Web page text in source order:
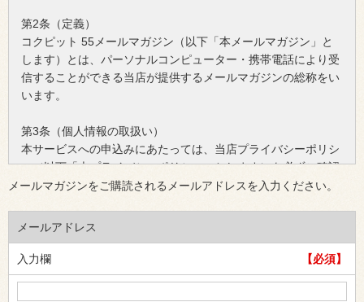
第2条（定義）
コクピット 55メールマガジン（以下「本メールマガジン」と
します）とは、パーソナルコンピューター・携帯電話により受
信することができる当店が提供するメールマガジンの総称をい
います。
第3条（個人情報の取扱い）
本サービスへの申込みにあたっては、当店プライバシーポリシ
ー（以下「本プライバシーポリシー」とします）を必ずご確認
ください。なお、本サービスに申込みをして頂いた際には、前
す。
第4条（会員申込み）
お客様ご自身による本サービスへの会員申込み後、当店で申込
メールマガジンをご購読されるメールアドレスを入力ください。
メールアドレス
【必須】
入力欄